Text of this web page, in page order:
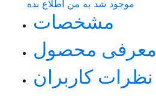
موجود شد به من اطلاع بده
مشخصات
معرفی محصول
نظرات کاربران